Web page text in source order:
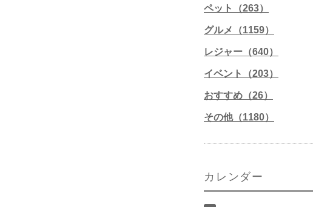
ペット（263）
グルメ（1159）
レジャー（640）
イベント（203）
おすすめ（26）
その他（1180）
カレンダー